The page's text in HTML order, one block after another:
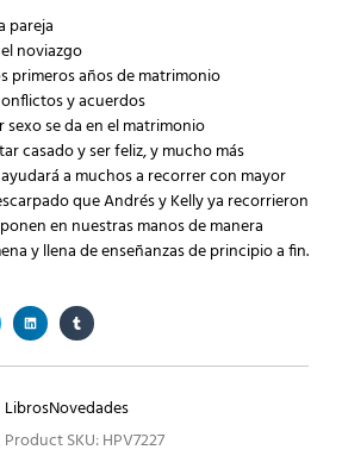
pareja
noviazgo
primeros años de matrimonio
y acuerdos
sexo se da en el matrimonio
casado y ser feliz, y mucho más
a muchos a recorrer con mayor
que Andrés y Kelly ya recorrieron
en nuestras manos de manera
y llena de enseñanzas de principio a fin.
LibrosNovedades
Product SKU: HPV7227